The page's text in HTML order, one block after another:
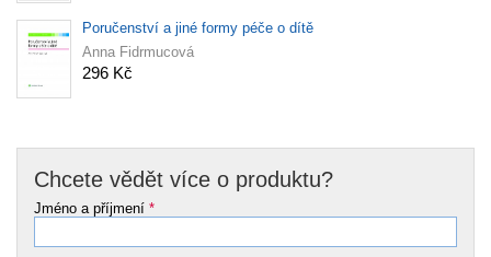
Poručenství a jiné formy péče o dítě
Anna Fidrmucová
296 Kč
Chcete vědět více o produktu?
Jméno a příjmení *